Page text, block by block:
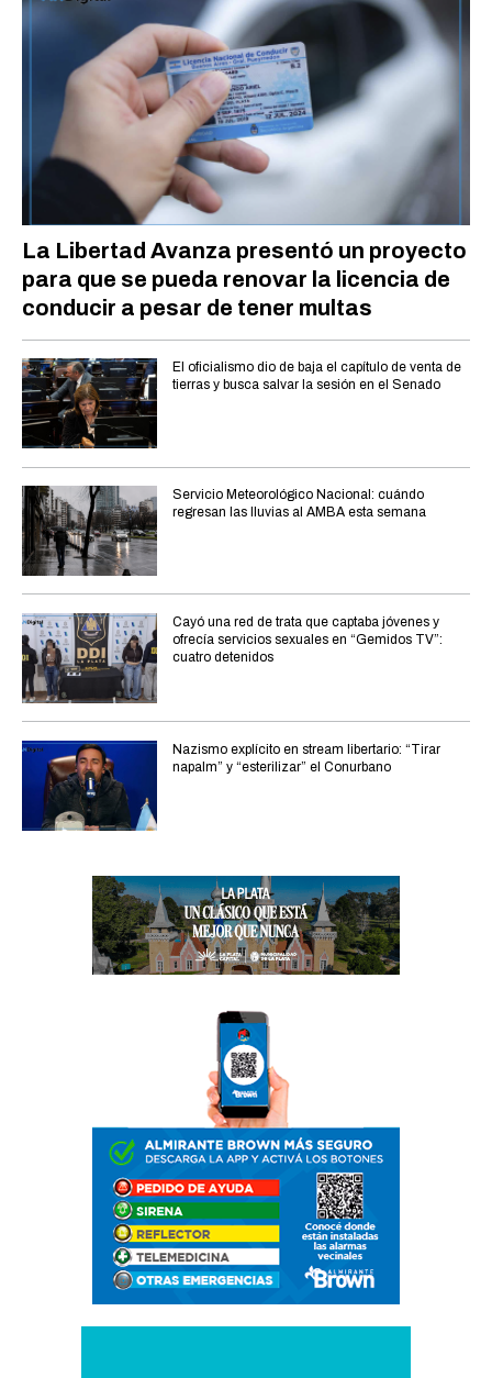
La Libertad Avanza presentó un proyecto
para que se pueda renovar la licencia de
conducir a pesar de tener multas
El oficialismo dio de baja el capítulo de venta de
tierras y busca salvar la sesión en el Senado
Servicio Meteorológico Nacional: cuándo
regresan las lluvias al AMBA esta semana
Cayó una red de trata que captaba jóvenes y
ofrecía servicios sexuales en “Gemidos TV”:
cuatro detenidos
Nazismo explícito en stream libertario: “Tirar
napalm” y “esterilizar” el Conurbano